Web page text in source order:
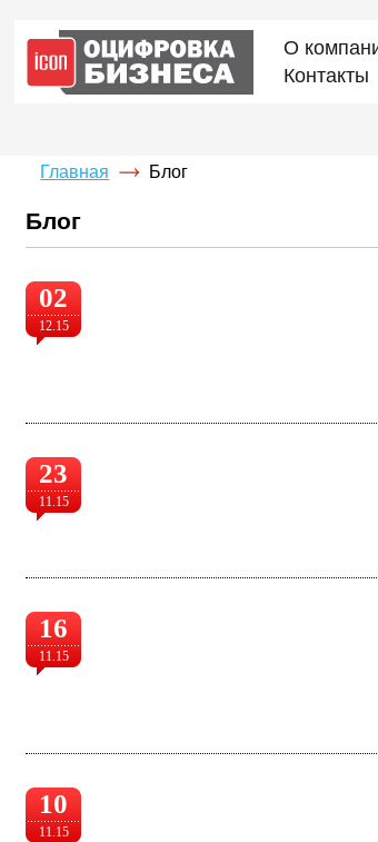
О
Контакты
Главная Блог
Блог
02
12.15
23
11.15
16
11.15
10
11.15